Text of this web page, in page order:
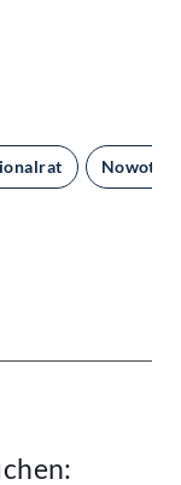
Nowotny